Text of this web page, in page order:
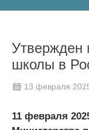
Утвержден
школы в
13 февраля
11 февраля